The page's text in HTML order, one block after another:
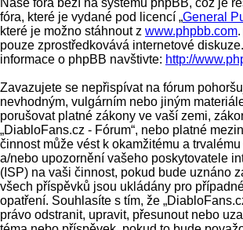
Naše fóra beží na systému phpBB, což je
fóra, které je vydané pod licencí „General
které je možno stáhnout z www.phpbb.com
pouze zprostředkovává internetové
informace o phpBB navštivte: http://
Zavazujete se nepřispívat na fórum
nevhodným, vulgárním nebo jiným
porušovat platné zákony ve vaší zemi,
„DiabloFans.cz - Fórum“, nebo platné
činnost může vést k okamžitému a
a/nebo upozornění vašeho poskytovatele
(ISP) na vaši činnost, pokud bude uznáno
všech příspěvků jsou ukládány pro
opatření. Souhlasíte s tím, že
právo odstranit, upravit, přesunout nebo